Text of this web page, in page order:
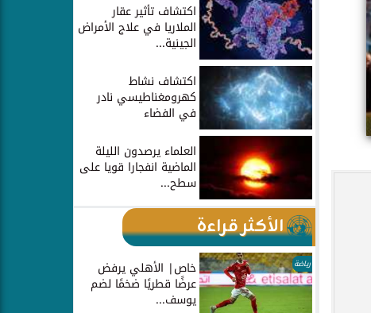
اكتشاف تأثير عقار
الملاريا في علاج الأمراض
الجينية...
اكتشاف نشاط
كهرومغناطيسي نادر
في الفضاء
العلماء يرصدون الليلة
الماضية انفجارا قويا على
سطح...
الأكثر قراءة
رياضة خاص| الأهلي يرفض
عرضًا قطريًا ضخمًا لضم
يوسف...